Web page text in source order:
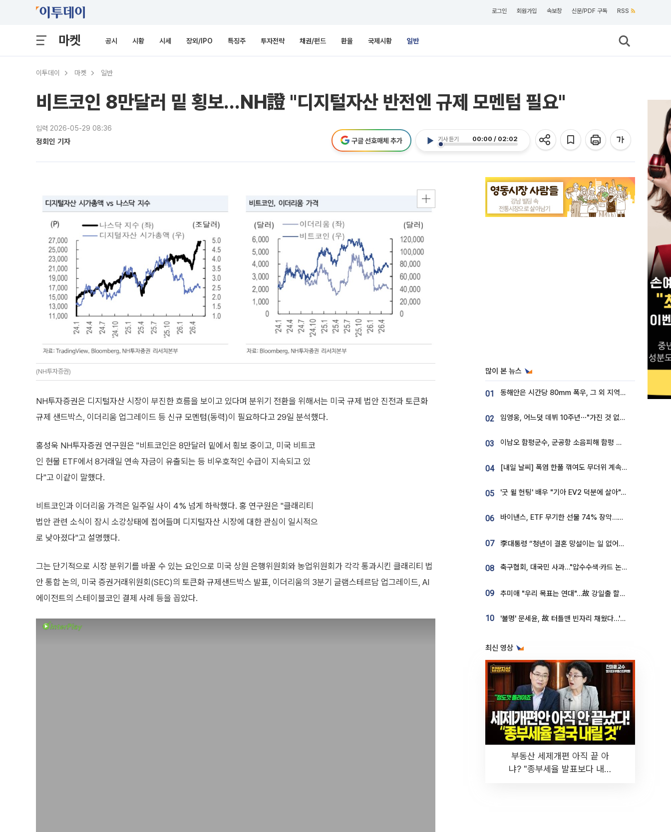
로그인 회원가입 속보창 신문/PDF 구독 RSS
마켓 공시 시황 시세 장외/IPO 특징주 투자전략 채권/펀드 환율 국제시황 일반
이투데이 마켓 일반
비트코인 8만달러 밑 횡보…NH證 "디지털자산 반전엔 규제 모멘텀 필요"
입력 2026-05-29 08:36
정회인 기자 기사 듣기 00:00 / 02:02
구글 선호매체 추가
(NH투자증권)
NH투자증권은 디지털자산 시장이 부진한 흐름을 보이고 있다며 분위기 전환을 위해서는 미국 규제 법안 진전과 토큰화
규제 샌드박스, 이더리움 업그레이드 등 신규 모멘텀(동력)이 필요하다고 29일 분석했다.
홍성욱 NH투자증권 연구원은 "비트코인은 8만달러 밑에서 횡보 중이고, 미국 비트코
인 현물 ETF에서 8거래일 연속 자금이 유출되는 등 비우호적인 수급이 지속되고 있
다"고 이같이 말했다.
비트코인과 이더리움 가격은 일주일 사이 4% 넘게 하락했다. 홍 연구원은 "클래리티
법안 관련 소식이 잠시 소강상태에 접어들며 디지털자산 시장에 대한 관심이 일시적으
로 낮아졌다"고 설명했다.
그는 단기적으로 시장 분위기를 바꿀 수 있는 요인으로 미국 상원 은행위원회와 농업위원회가 각각 통과시킨 클래리티 법
안 통합 논의, 미국 증권거래위원회(SEC)의 토큰화 규제샌드박스 발표, 이더리움의 3분기 글램스테르담 업그레이드, AI
에이전트의 스테이블코인 결제 사례 등을 꼽았다.
많이 본 뉴스
01 동해안은 시간당 80㎜ 폭우, 그 외 지역은 폭염…‘극과 극 날씨’
02 임영웅, 어느덧 데뷔 10주년⋯"가진 것 없던 시절, 내 앞엔 20명의 팬뿐"
03 이남오 함평군수, 군공항 소음피해 함평 보상 요구
04 [내일 날씨] 폭염 한풀 꺾여도 무더위 계속⋯동해안 이틀 연속 비
05 '굿 윌 헌팅' 배우 "기아 EV2 덕분에 살아"…교통사고 후 안전성 극찬
06 바이낸스, ETF 무기한 선물 74% 장악…한국 레버리지 ETF 거래 급증 [e가상자산]
07 李대통령 “청년이 결혼 망설이는 일 없어야...제도상 불이익 조사”
08 축구협회, 대국민 사과…"압수수색·카드 논란 사죄, 강도 높은 쇄신"
09 추미애 "우리 목표는 연대"…故 강일출 할머니 흉상 제막
10 '불명' 문세윤, 故 터틀맨 빈자리 채웠다…'거북이' 눈물의 최종 우승
최신 영상
부동산 세제개편 아직 끝 아
냐? "종부세율 발표보다 내릴